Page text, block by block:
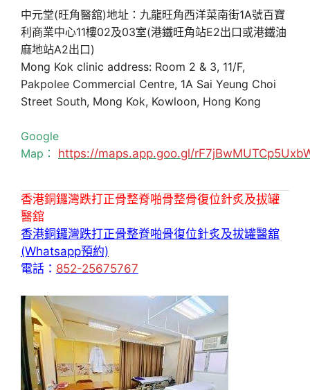
中元堂(旺角醫舘)地址：九龍旺角西洋菜南街1A號百寶
利商業中心11樓02及03室(港鐵旺角站E2出口或港鐵油
麻地站A2出口)
Mong Kok clinic address: Room 2 & 3, 11/F,
Pakpolee Commercial Centre, 1A Sai Yeung Choi
Street South, Mong Kok, Kowloon, Hong Kong
Google
Map： https://maps.app.goo.gl/
香港銅鑼灣跌打正骨整脊啪骨整骨復位針炙及拔罐
醫舘
香港銅鑼灣跌打正骨整脊啪骨復位針炙及拔罐醫舘
(Whatsapp預約)
電話： 852-25675767